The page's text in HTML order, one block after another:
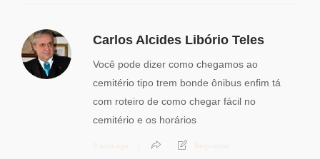
Carlos Alcides Libório Teles
Você pode dizer como chegamos ao
cemitério tipo trem bonde ônibus enfim tá
com roteiro de como chegar fácil no
cemitério e os horários
9 anos ago Responder